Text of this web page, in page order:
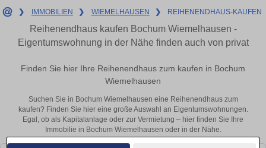
❯ IMMOBILIEN ❯ WIEMELHAUSEN ❯ REIHENENDHAUS-KAUFEN
Reihenendhaus kaufen Bochum Wiemelhausen -
Eigentumswohnung in der Nähe finden auch von privat
Finden Sie hier Ihre Reihenendhaus zum kaufen in Bochum
Wiemelhausen
Suchen Sie in Bochum Wiemelhausen eine Reihenendhaus zum
kaufen? Finden Sie hier eine große Auswahl an Eigentumswohnungen.
Egal, ob als Kapitalanlage oder zur Vermietung – hier finden Sie Ihre
Immobilie in Bochum Wiemelhausen oder in der Nähe.